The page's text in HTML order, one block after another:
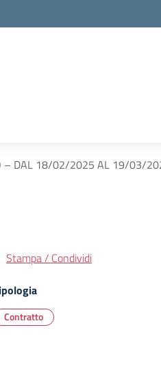
– DAL 18/02/2025 AL 19/03/
Stampa / Condividi
Contratto